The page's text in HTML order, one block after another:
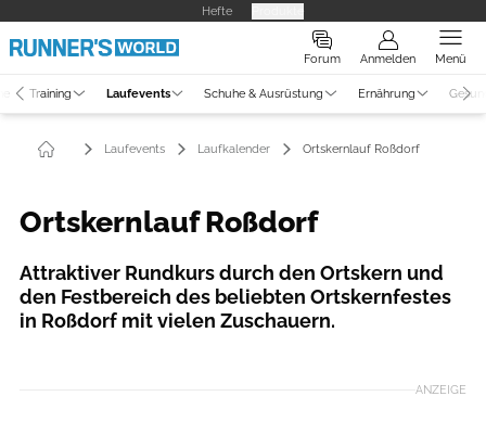
Hefte
Forum Anmelden Menü
Training Laufevents Schuhe & Ausrüstung Ernährung
Laufevents Laufkalender Ortskernlauf Roßdorf
Ortskernlauf Roßdorf
Attraktiver Rundkurs durch den Ortskern und
den Festbereich des beliebten Ortskernfestes
in Roßdorf mit vielen Zuschauern.
ANZEIGE